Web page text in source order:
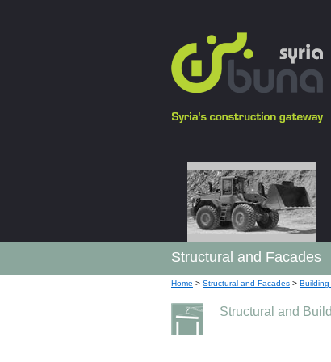
Structural and Facades
Home > Structural and Facades > Building
Structural and